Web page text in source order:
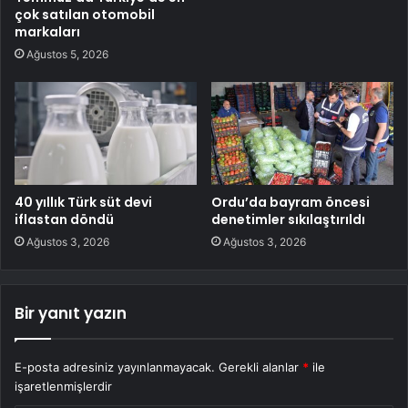
çok satılan otomobil
markaları
Ağustos 5, 2026
40 yıllık Türk süt devi
iflastan döndü
Ağustos 3, 2026
Ordu’da bayram öncesi
denetimler sıkılaştırıldı
Ağustos 3, 2026
Bir yanıt yazın
E-posta adresiniz yayınlanmayacak. Gerekli alanlar * ile
işaretlenmişlerdir